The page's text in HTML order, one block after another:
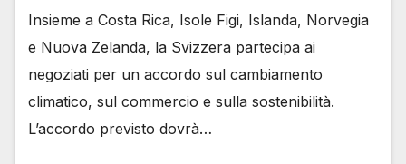
Insieme a Costa Rica, Isole Figi, Islanda, Norvegia
e Nuova Zelanda, la Svizzera partecipa ai
negoziati per un accordo sul cambiamento
climatico, sul commercio e sulla sostenibilità.
L’accordo previsto dovrà…